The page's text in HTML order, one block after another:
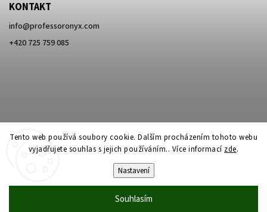
Tento web používá soubory cookie. Dalším procházením tohoto webu
vyjadřujete souhlas s jejich používáním.. Více informací zde.
Nastavení
Souhlasím
KONTAKT
info@professoronyx.com
+420 725 759 085
Professor Onyx. Všechna práva vyhrazena.